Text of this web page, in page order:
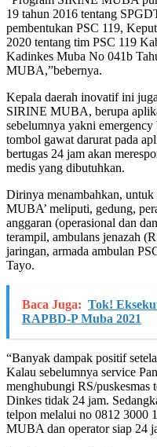
19 tahun 2016 tentang
pembentukan PSC 119,
2020 tentang tim PSC 119
Kadinkes Muba No 041b
MUBA,”bebernya.
Kepala daerah inovatif ini
SIRINE MUBA, berupa
sebelumnya yakni
tombol gawat darurat pada
bertugas 24 jam akan
medis yang dibutuhkan.
Dirinya menambahkan,
MUBA’ meliputi, gedung,
anggaran (operasional dan
terampil, ambulans jenazah
jaringan, armada ambulan
Tayo.
Baca Juga: Tok!
RAPBD-P Muba 2021
“Banyak dampak positif
Kalau sebelumnya service
menghubungi RS/puskesmas
Dinkes tidak 24 jam.
telpon melalui no 0812 3000
MUBA dan operator siap 24